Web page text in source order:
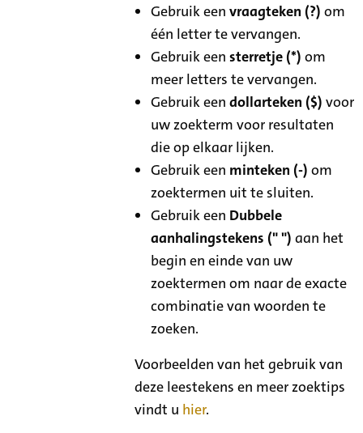
Gebruik eenvraagteken (?) om
één letter te vervangen.
Gebruik eensterretje (*) om
meer letters te vervangen.
Gebruik eendollarteken ($) voor
uw zoekterm voor resultaten
die op elkaar lijken.
Gebruik een minteken (-) om
zoektermen uit te sluiten.
Gebruik een Dubbele
aanhalingstekens (" ") aan het
begin en einde van uw
zoektermen om naar de exacte
combinatie van woorden te
zoeken.
Voorbeelden van het gebruik van
deze leestekens en meer zoektips
vindt u hier.